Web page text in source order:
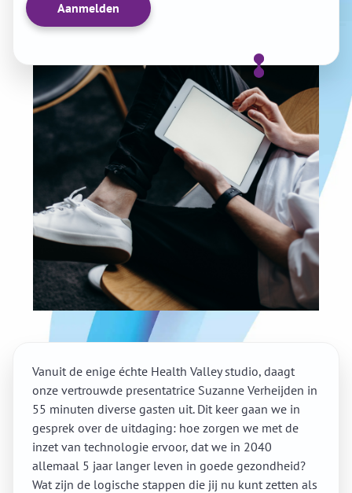
Aanmelden
Vanuit de enige échte Health Valley studio, daagt
onze vertrouwde presentatrice Suzanne Verheijden in
55 minuten diverse gasten uit. Dit keer gaan we in
gesprek over de uitdaging: hoe zorgen we met de
inzet van technologie ervoor, dat we in 2040
allemaal 5 jaar langer leven in goede gezondheid?
Wat zijn de logische stappen die jij nu kunt zetten als